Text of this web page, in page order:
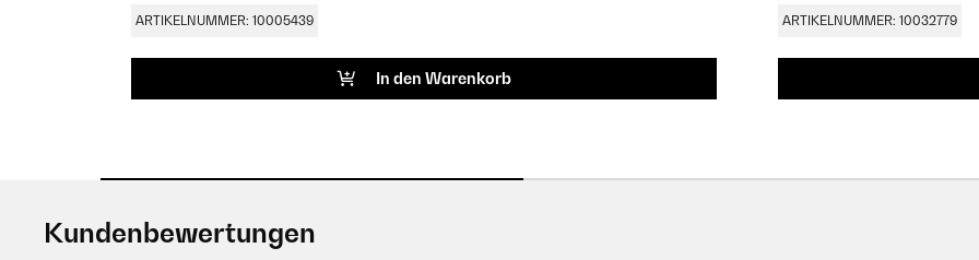
ARTIKELNUMMER: 10005439
In den Warenkorb
ARTIKELNUMMER: 10032779
Kundenbewertungen